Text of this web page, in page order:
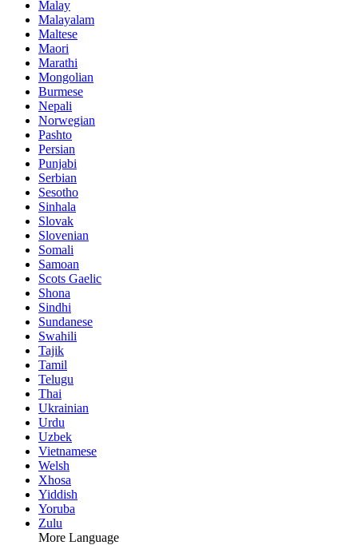
Malay
Malayalam
Maltese
Maori
Marathi
Mongolian
Burmese
Nepali
Norwegian
Pashto
Persian
Punjabi
Serbian
Sesotho
Sinhala
Slovak
Slovenian
Somali
Samoan
Scots Gaelic
Shona
Sindhi
Sundanese
Swahili
Tajik
Tamil
Telugu
Thai
Ukrainian
Urdu
Uzbek
Vietnamese
Welsh
Xhosa
Yiddish
Yoruba
Zulu
More Language